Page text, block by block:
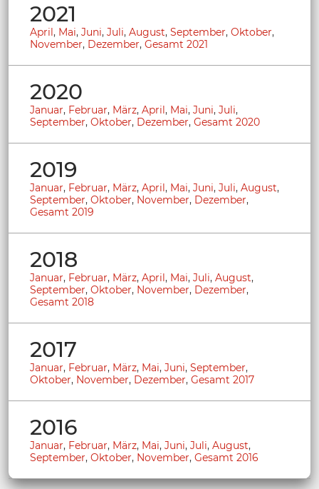
2021
April, Mai, Juni, Juli, August, September, Oktober,
November, Dezember, Gesamt 2021
2020
Januar, Februar, März, April, Mai, Juni, Juli,
September, Oktober, Dezember, Gesamt 2020
2019
Januar, Februar, März, April, Mai, Juni, Juli, August,
September, Oktober, November, Dezember,
Gesamt 2019
2018
Januar, Februar, März, April, Mai, Juli, August,
September, Oktober, November, Dezember,
Gesamt 2018
2017
Januar, Februar, März, Mai, Juni, September,
Oktober, November, Dezember, Gesamt 2017
2016
Januar, Februar, März, Mai, Juni, Juli, August,
September, Oktober, November, Gesamt 2016